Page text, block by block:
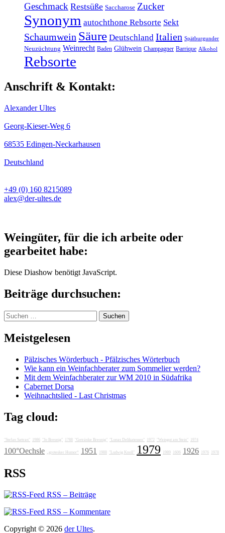
Geschmack Restsüße Saccharose Zucker
Synonym autochthone Rebsorte Sekt
Schaumwein Säure Deutschland Italien Spätburgunder
Neuzüchtung Weinrecht Baden Glühwein Champagner Barrique Alkohol
Rebsorte
Anschrift & Kontakt:
Alexander Ultes
Georg-Kieser-Weg 6
68535 Edingen-Neckarhausen
Deutschland
+49 (0) 160 8215089
alex@der-ultes.de
Weingüter, für die ich arbeite oder
gearbeitet habe:
Diese Diashow benötigt JavaScript.
Beiträge durchsuchen:
Suchen
nach:
Meistgelesen
Pälzisches Wörderbuch - Pfälzisches Wörterbuch
Wie kann ein Weinfachberater zum Sommelier werden?
Mit dem Weinfachberater zur WM 2010 in Südafrika
Cabernet Dorsa
Weihnachtslied - Last Christmas
Tag cloud:
"Stefan Sattran" 1986 "Jo Breunig" 1788 "Getränke Breunig" "Lunas Delikatessen" 1972 "Weingut am Stein" 1974
100°Oechsle „grotesker Humor“ 1951 1988 "Ludwig Knoll" 1979 1989 1606 1926 1976 1978
RSS
RSS – Beiträge
RSS – Kommentare
Copyright © 2026 der Ultes.